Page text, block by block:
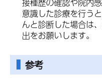
意識した診療を行う
んと診断した場合は
出をお願いします。
参考